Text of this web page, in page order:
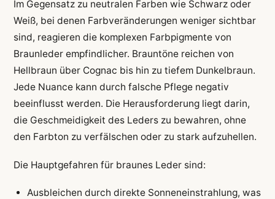
Im Gegensatz zu neutralen Farben wie Schwarz oder
Weiß, bei denen Farbveränderungen weniger sichtbar
sind, reagieren die komplexen Farbpigmente von
Braunleder empfindlicher. Brauntöne reichen von
Hellbraun über Cognac bis hin zu tiefem Dunkelbraun.
Jede Nuance kann durch falsche Pflege negativ
beeinflusst werden. Die Herausforderung liegt darin,
die Geschmeidigkeit des Leders zu bewahren, ohne
den Farbton zu verfälschen oder zu stark aufzuhellen.
Die Hauptgefahren für braunes Leder sind:
Ausbleichen durch direkte Sonneneinstrahlung, was